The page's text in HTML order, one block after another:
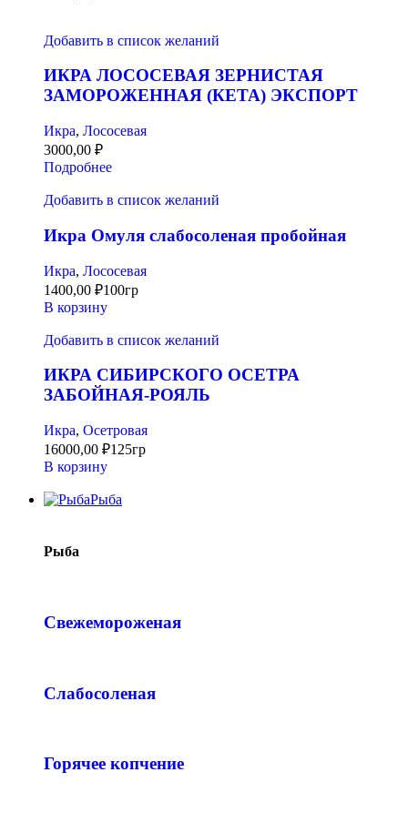
Добавить в список желаний
ИКРА ЛОСОСЕВАЯ ЗЕРНИСТАЯ
ЗАМОРОЖЕННАЯ (КЕТА) ЭКСПОРТ
Икра, Лососевая
3000,00 ₽
Подробнее
Добавить в список желаний
Икра Омуля слабосоленая пробойная
Икра, Лососевая
1400,00 ₽100гр
В корзину
Добавить в список желаний
ИКРА СИБИРСКОГО ОСЕТРА
ЗАБОЙНАЯ-РОЯЛЬ
Икра, Осетровая
16000,00 ₽125гр
В корзину
Рыба
Рыба
Свежемороженая
Слабосоленая
Горячее копчение